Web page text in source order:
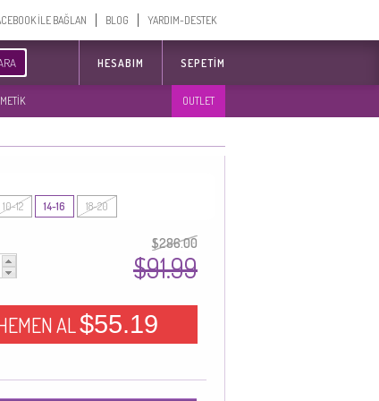
İLE BAĞLAN BLOG YARDIM-DESTEK
HESABIM SEPETIM
OUTLET
10-12 14-16 18-20
$286.00
$91.99
AL$55.19